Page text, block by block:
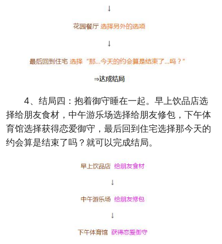
4、结局四：抱着御守睡在一起。早上饮品店选
择给朋友食材，中午游乐场选择给朋友修包，下午体
育馆选择获得恋爱御守，最后回到住宅选择那今天的
约会算是结束了吗？就可以完成结局。